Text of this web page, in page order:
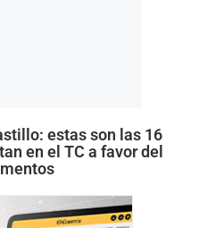
estas son las 16
en el TC a favor del